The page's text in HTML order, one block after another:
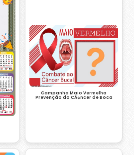
Campanha Maio Vermelha
Prevenção do CÃ¢ncer de Boca